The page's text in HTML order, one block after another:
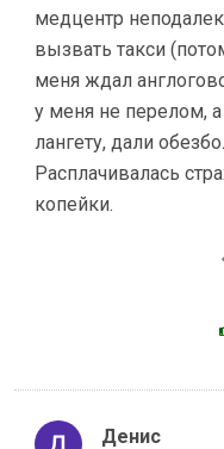
медцентр
вызвать такси
меня ждал
у меня не перелом,
лангету, дали
Расплачивалась
копейки.
Денис